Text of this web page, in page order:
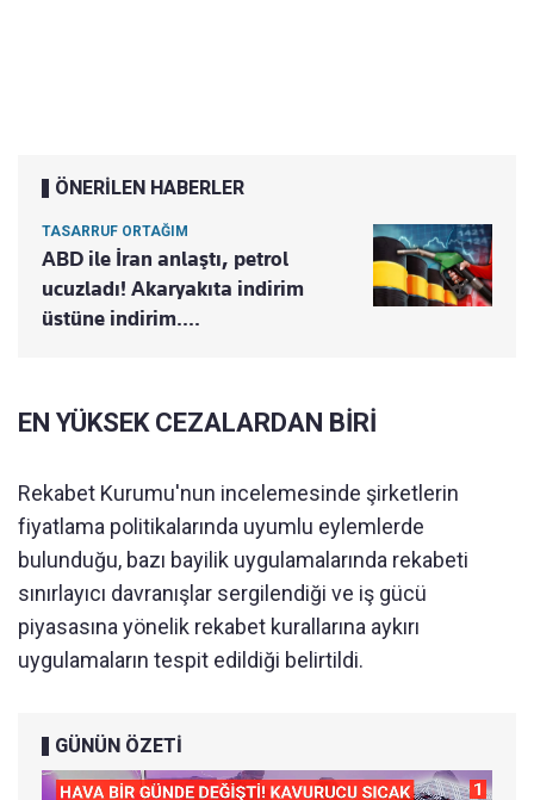
ÖNERİLEN HABERLER
TASARRUF ORTAĞIM
ABD ile İran anlaştı, petrol
ucuzladı! Akaryakıta indirim
üstüne indirim....
EN YÜKSEK CEZALARDAN BİRİ
Rekabet Kurumu'nun incelemesinde şirketlerin
fiyatlama politikalarında uyumlu eylemlerde
bulunduğu, bazı bayilik uygulamalarında rekabeti
sınırlayıcı davranışlar sergilendiği ve iş gücü
piyasasına yönelik rekabet kurallarına aykırı
uygulamaların tespit edildiği belirtildi.
GÜNÜN ÖZETİ